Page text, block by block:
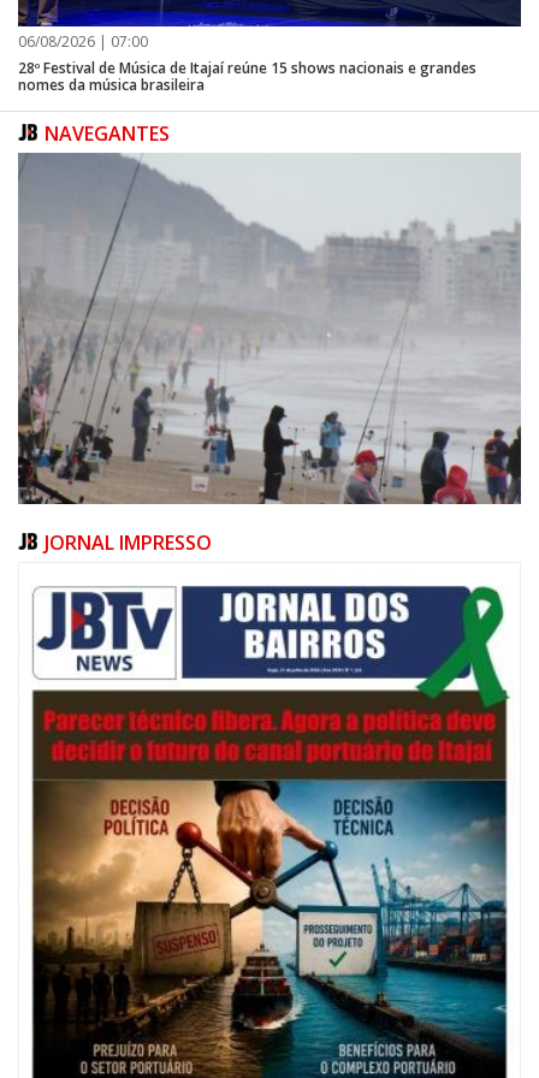
06/08/2026 | 07:00
28º Festival de Música de Itajaí reúne 15 shows nacionais e grandes
nomes da música brasileira
NAVEGANTES
06/08/2026 | 07:00
Festival de Pesca de Praia vai celebrar o aniversário de Navegantes
ITAJAÍ
JORNAL IMPRESSO